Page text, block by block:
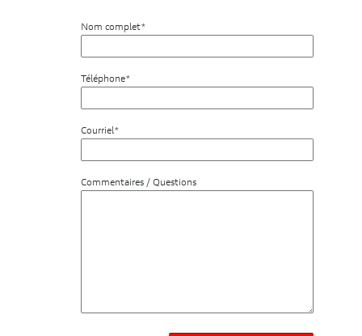
Nom complet*
Téléphone*
Courriel*
Commentaires / Questions